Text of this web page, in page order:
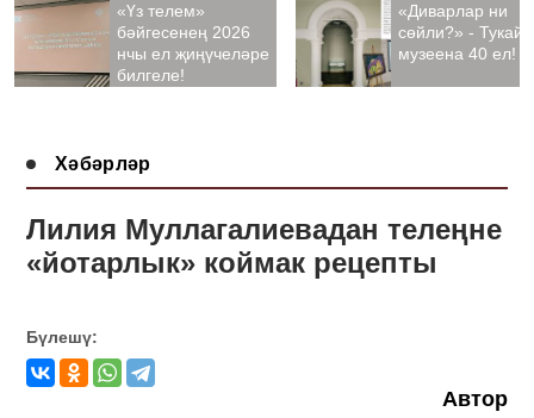
«Үз телем»
бәйгесенең 2026
нчы ел җиңүчеләре
билгеле!
«Диварлар ни
сөйли?» - Тукай
музеена 40 ел!
Хәбәрләр
Лилия Муллагалиевадан телеңне
«йотарлык» коймак рецепты
Бүлешү:
Автор